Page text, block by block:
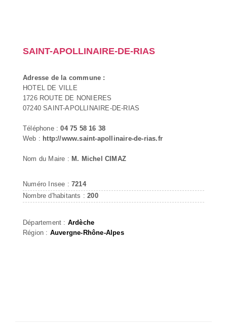
SAINT-APOLLINAIRE-DE-RIAS
Adresse de la commune :
HOTEL DE VILLE
1726 ROUTE DE NONIERES
07240 SAINT-APOLLINAIRE-DE-RIAS
Téléphone :04 75 58 16 38
Web : http://www.saint-apollinaire-de-rias.fr
Nom du Maire : M. Michel CIMAZ
Numéro Insee : 7214
Nombre d'habitants :200
Département : Ardèche
Région : Auvergne-Rhône-Alpes